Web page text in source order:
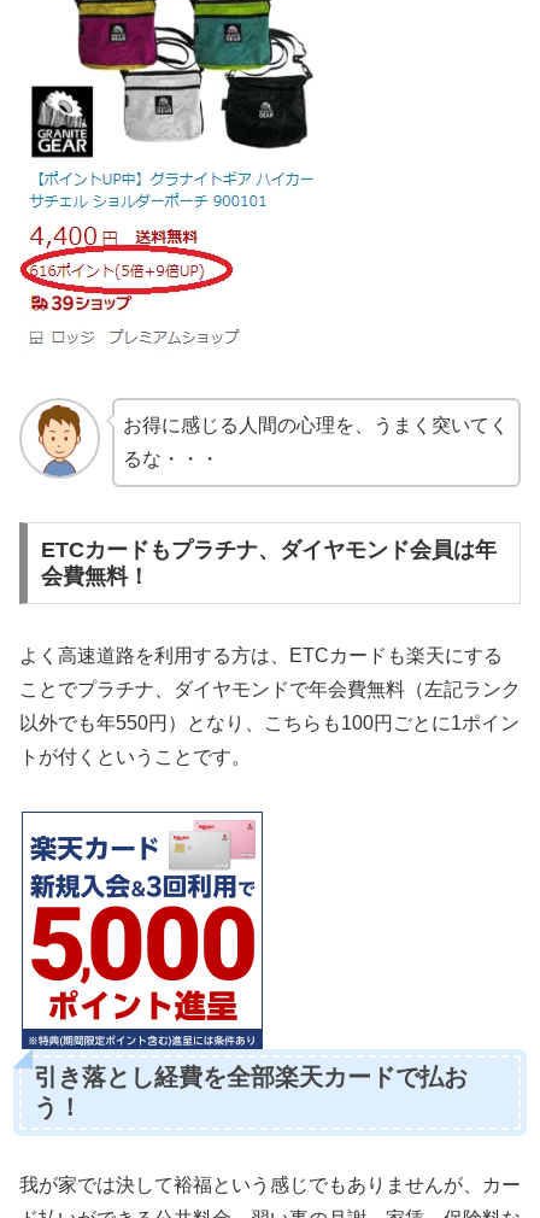
お得に感じる人間の心理を、うまく突いてく
るな・・・
ETCカードもプラチナ、ダイヤモンド会員は年
会費無料！
よく高速道路を利用する方は、ETCカードも楽天にする
ことでプラチナ、ダイヤモンドで年会費無料（左記ランク
以外でも年550円）となり、こちらも100円ごとに1ポイン
トが付くということです。
引き落とし経費を全部楽天カードで払お
う！
我が家では決して裕福という感じでもありませんが、カー